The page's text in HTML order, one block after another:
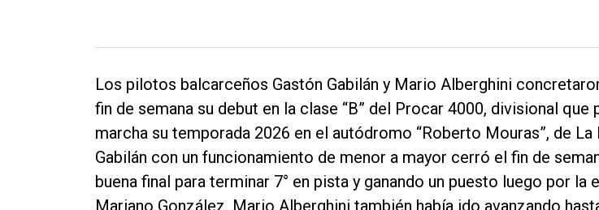
Deportes
Fúnebres
Los pilotos balcarceños Gastón Gabilán y Mario Alberghini
fin de semana su debut en la clase “B” del Procar 4000, divisional que
marcha su temporada 2026 en el autódromo “Roberto Mouras”, de La
Gabilán con un funcionamiento de menor a mayor cerró el fin de
buena final para terminar 7° en pista y ganando un puesto luego por la